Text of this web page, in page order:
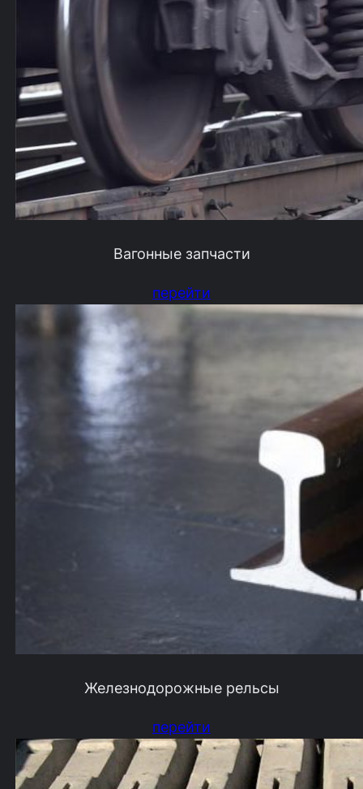
Вагонные запчасти
перейти
Железнодорожные рельсы
перейти